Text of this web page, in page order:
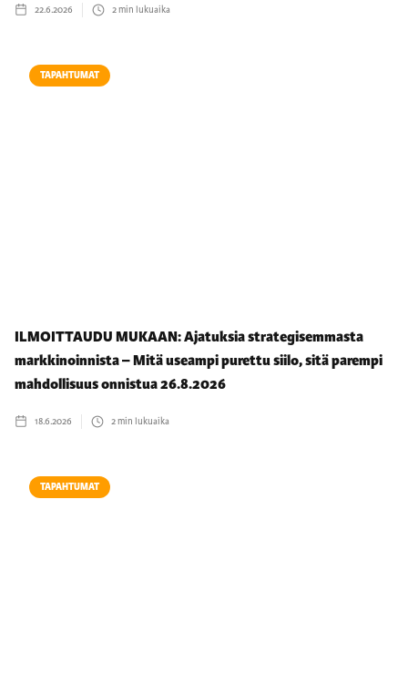
22.6.2026 2min lukuaika
TAPAHTUMAT
ILMOITTAUDU MUKAAN: Ajatuksia strategisemmasta
markkinoinnista – Mitä useampi purettu siilo, sitä parempi
mahdollisuus onnistua 26.8.2026
18.6.2026 2min lukuaika
TAPAHTUMAT